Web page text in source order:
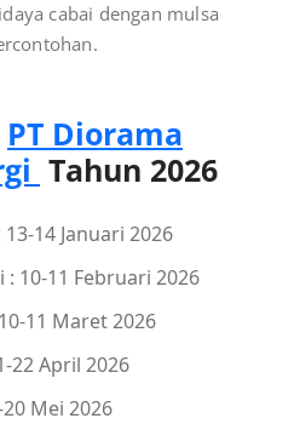
cabai dengan mulsa
PT Diorama
Tahun 2026
14 Januari 2026
10-11 Februari 2026
11 Maret 2026
22 April 2026
Mei 2026